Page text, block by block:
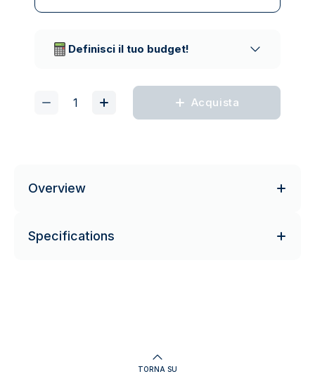
Definisci il tuo budget!
Acquista
Overview
Specifications
TORNA SU